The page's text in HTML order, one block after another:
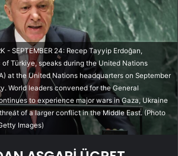
- SEPTEMBER 24: Recep Tayyip Erdoğan,
of Türkiye, speaks during the United Nations
at the United Nations headquarters on September
World leaders convened for the General
to experience major wars in Gaza, Ukraine
of a larger conflict in the Middle East. (Photo
Images)